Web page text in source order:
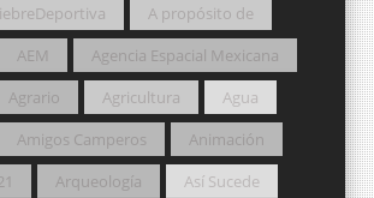
A propósito de
AEM
Agencia Espacial Mexicana
Agrario Agricultura
Agua
Amigos Camperos
Animación
Arqueología
Así Sucede